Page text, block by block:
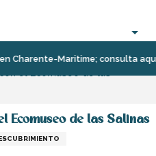
Charente-Maritime; consulta aquí
Ecomuseo de las Salinas